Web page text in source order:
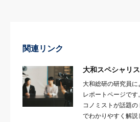
関連リンク
大和スペシャリ
大和総研の研究員に
レポートページで
コノミストが話題
でわかりやすく解説